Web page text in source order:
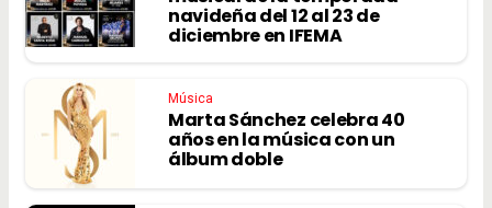
navideña del 12 al 23 de
diciembre en IFEMA
Música
Marta Sánchez celebra 40
años en la música con un
álbum doble